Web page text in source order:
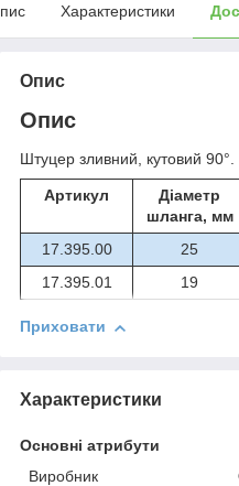
Характеристики
Опис
Опис
Штуцер зливний, кутовий 90°.
Артикул
Діаметр
шланга, мм
17.395.00 25
17.395.01
19
Приховати
Характеристики
Основні атрибути
Виробник